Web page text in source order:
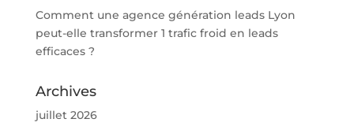
Comment une agence génération leads Lyon
peut-elle transformer 1 trafic froid en leads
efficaces ?
Archives
juillet 2026